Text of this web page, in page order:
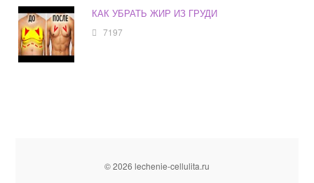
КАК УБРАТЬ ЖИР ИЗ ГРУДИ
7197
© 2026 lechenie-cellulita.ru